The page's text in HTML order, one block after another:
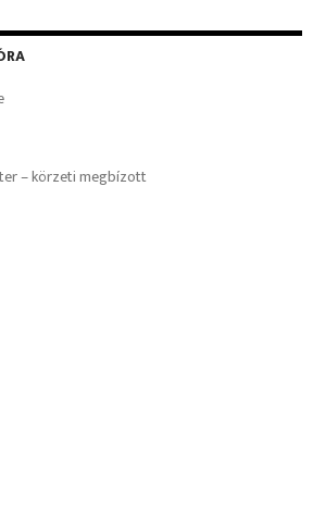
– körzeti megbízott